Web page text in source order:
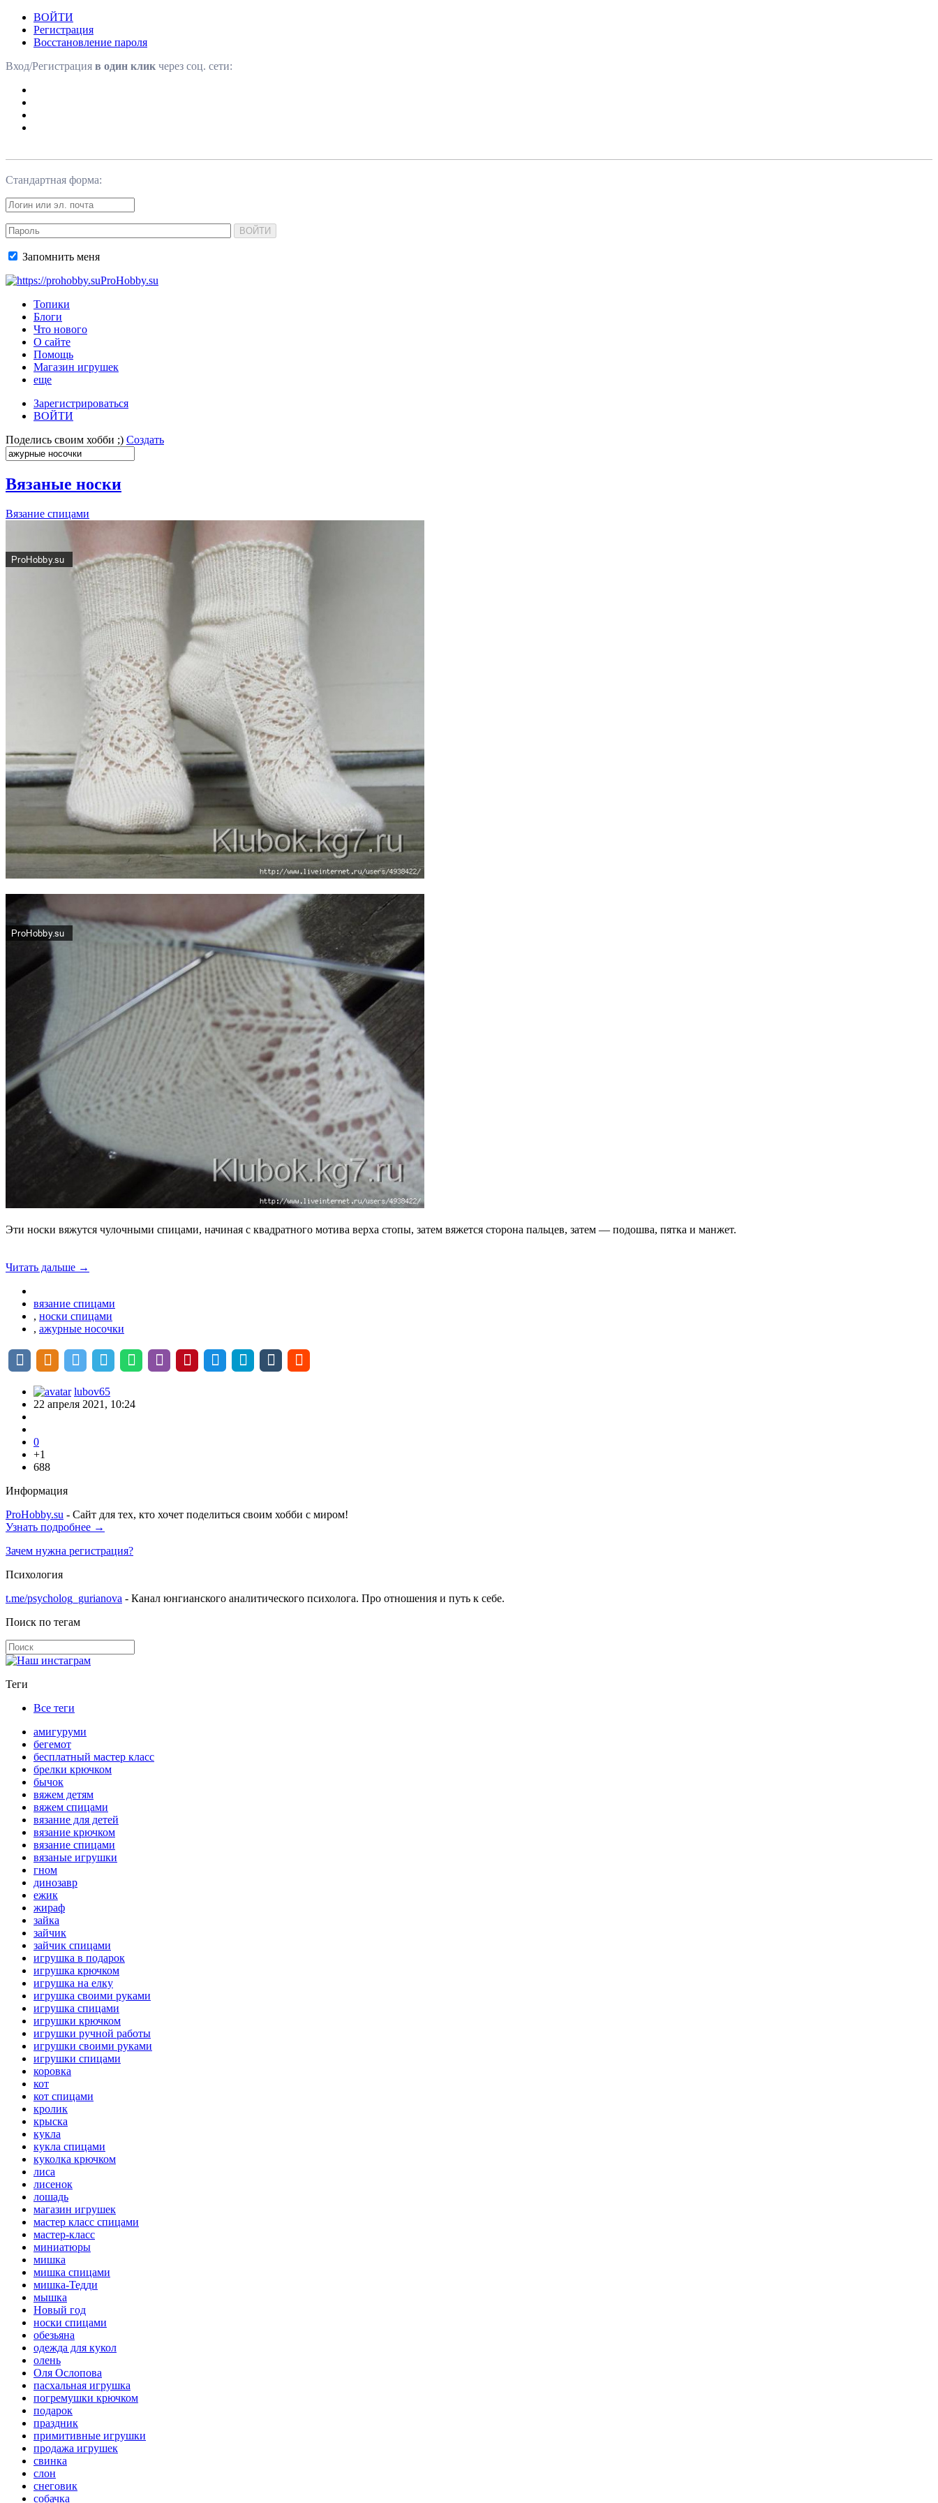
ВОЙТИ
Регистрация
Восстановление пароля
Вход/Регистрация в один клик через соц. сети:
Стандартная форма:
ВОЙТИ
Запомнить меня
ProHobby.su
Топики
Блоги
Что нового
О сайте
Помощь
Магазин игрушек
еще
Зарегистрироваться
ВОЙТИ
Поделись своим хобби ;) Создать
Вязаные носки
Вязание спицами
Эти носки вяжутся чулочными спицами, начиная с квадратного мотива верха стопы, затем вяжется сторона пальцев, затем — подошва, пятка и манжет.
Читать дальше →
вязание спицами
, носки спицами
, ажурные носочки
lubov65
22 апреля 2021, 10:24
0
+1
688
Информация
ProHobby.su - Сайт для тех, кто хочет поделиться своим хобби с миром!
Узнать подробнее →
Зачем нужна регистрация?
Психология
t.me/psycholog_gurianova - Канал юнгианского аналитического психолога. Про отношения и путь к себе.
Поиск по тегам
Теги
Все теги
амигуруми
бегемот
бесплатный мастер класс
брелки крючком
бычок
вяжем детям
вяжем спицами
вязание для детей
вязание крючком
вязание спицами
вязаные игрушки
гном
динозавр
ежик
жираф
зайка
зайчик
зайчик спицами
игрушка в подарок
игрушка крючком
игрушка на елку
игрушка своими руками
игрушка спицами
игрушки крючком
игрушки ручной работы
игрушки своими руками
игрушки спицами
коровка
кот
кот спицами
кролик
крыска
кукла
кукла спицами
куколка крючком
лиса
лисенок
лошадь
магазин игрушек
мастер класс спицами
мастер-класс
миниатюры
мишка
мишка спицами
мишка-Тедди
мышка
Новый год
носки спицами
обезьяна
одежда для кукол
олень
Оля Ослопова
пасхальная игрушка
погремушки крючком
подарок
праздник
примитивные игрушки
продажа игрушек
свинка
слон
снеговик
собачка